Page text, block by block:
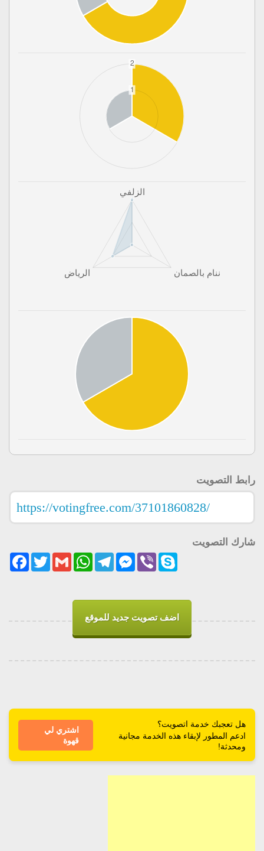
رابط التصويت
شارك التصويت
TwitterGmail
WhatsAppTelegram
Messenger ViberSkype
اضف تصويت جديد للموقع
هل تعجبك خدمة اتصويت؟
ادعم المطور لإبقاء هذه الخدمة مجانية
ومحدثة!
اشتري لي
قهوة